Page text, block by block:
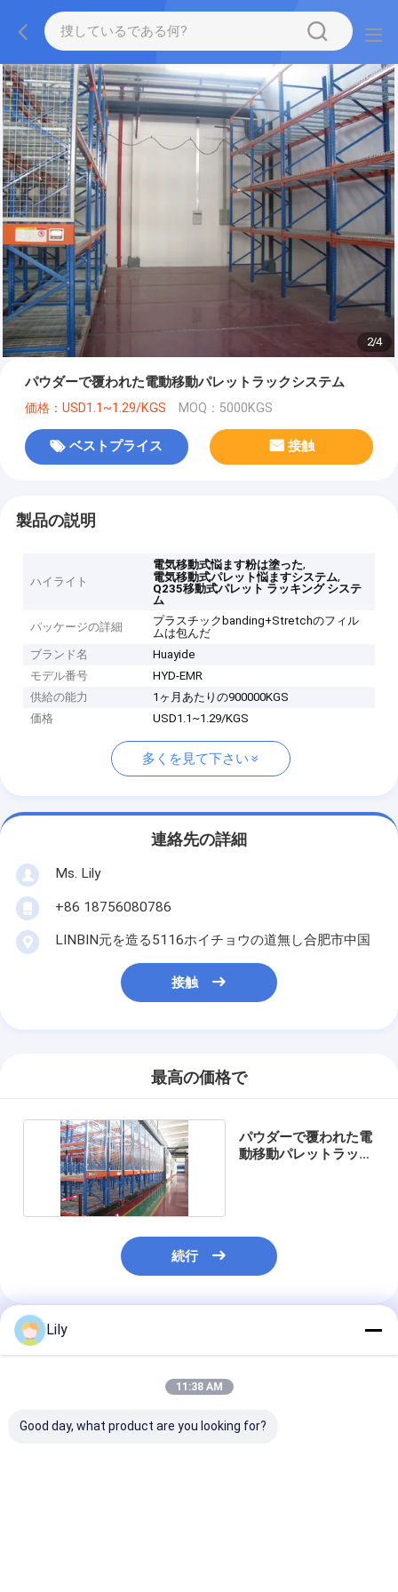
2/4
パウダーで覆われた電動移動パレットラックシステム
価格：USD1.1~1.29/KGS MOQ：5000KGS
ベストプライス 接触
製品の説明
ハイライト
電気移動式悩ます粉は塗った,
電気移動式パレット悩ますシステム,
Q235移動式パレット ラッキング システ
ム
パッケージの詳細
プラスチックbanding+Stretchのフィル
ムは包んだ
ブランド名
Huayide
モデル番号
HYD-EMR
供給の能力
1ヶ月あたりの900000KGS
価格
USD1.1~1.29/KGS
多くを見て下さい
連絡先の詳細
Ms. Lily
+86 18756080786
LINBIN元を造る5116ホイチョウの道無し合肥市中国
接触
最高の価格で
パウダーで覆われた電
動移動パレットラック
続行
推薦されたプロダクト
Lily
11:38 AM
Good day, what product are you looking for?